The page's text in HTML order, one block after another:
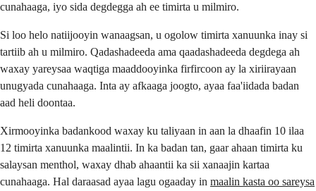
cunahaaga, iyo sida degdegga ah ee timirta u milmiro.
Si loo helo natiijooyin wanaagsan, u ogolow timirta xanuunka inay si
tartiib ah u milmiro. Qadashadeeda ama qaadashadeeda degdega ah
waxay yareysaa waqtiga maaddooyinka firfircoon ay la xiriirayaan
unugyada cunahaaga. Inta ay afkaaga joogto, ayaa faa'iidada badan
aad heli doontaa.
Xirmooyinka badankood waxay ku taliyaan in aan la dhaafin 10 ilaa
12 timirta xanuunka maalintii. In ka badan tan, gaar ahaan timirta ku
salaysan menthol, waxay dhab ahaantii ka sii xanaajin kartaa
cunahaaga. Hal daraasad ayaa lagu ogaaday in maalin kasta oo sareysa